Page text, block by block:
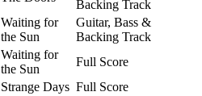
Backing Track
Waiting for
the Sun
Guitar, Bass &
Backing Track
Waiting for
the Sun
Full Score
Strange Days Full Score